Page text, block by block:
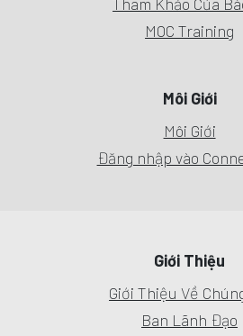
MOC Training
Môi Giới
Môi Giới
Đăng nhập vào
Giới Thiệu
Giới Thiệu Về
Ban Lãnh Đạo